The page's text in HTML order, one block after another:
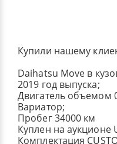
Купили нашему
Daihatsu Move в
2019 год выпуска;
Двигатель объемом
Вариатор;
Пробег 34000 км
Куплен на аукционе
Комплектация